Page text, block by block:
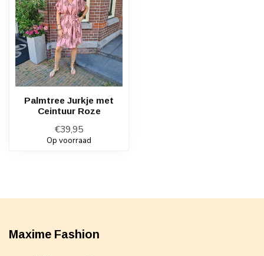
Palmtree Jurkje met
Ceintuur Roze
€39,95
Op voorraad
Maxime Fashion